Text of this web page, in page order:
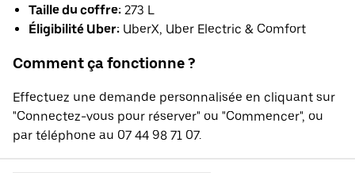
Taille du coffre: 273 L
Éligibilité Uber: UberX, Uber Electric & Comfort
Comment ça fonctionne ?
Effectuez une demande personnalisée en cliquant sur
"Connectez-vous pour réserver" ou "Commencer", ou
par téléphone au 07 44 98 71 07.